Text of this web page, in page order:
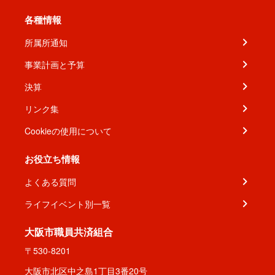
各種情報
所属所通知
事業計画と予算
決算
リンク集
Cookieの使用について
お役立ち情報
よくある質問
ライフイベント別一覧
大阪市職員共済組合
〒530-8201
大阪市北区中之島1丁目3番20号